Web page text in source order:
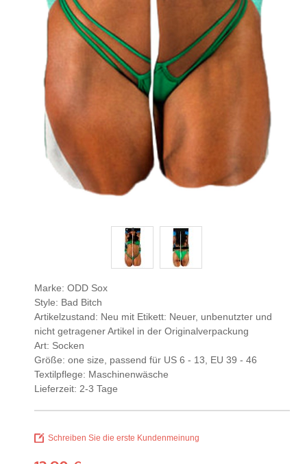
Marke: ODD Sox
Style: Bad Bitch
Artikelzustand: Neu mit Etikett: Neuer, unbenutzter und
nicht getragener Artikel in der Originalverpackung
Art: Socken
Größe: one size, passend für US 6 - 13, EU 39 - 46
Textilpflege: Maschinenwäsche
Lieferzeit: 2-3 Tage
Schreiben Sie die erste Kundenmeinung